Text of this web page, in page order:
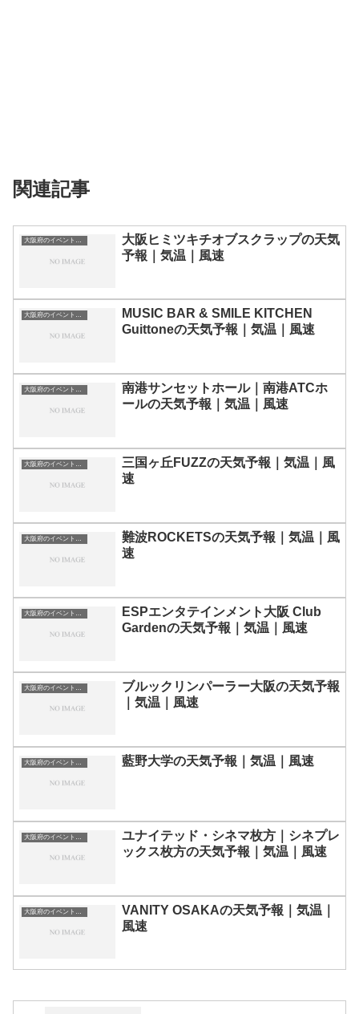
関連記事
大阪府のイベント会場一覧
大阪ヒミツキチオブスクラップの天気
予報｜気温｜風速
大阪府のイベント会場一覧
MUSIC BAR & SMILE KITCHEN
Guittoneの天気予報｜気温｜風速
大阪府のイベント会場一覧
南港サンセットホール｜南港ATCホ
ールの天気予報｜気温｜風速
大阪府のイベント会場一覧
三国ヶ丘FUZZの天気予報｜気温｜風
速
大阪府のイベント会場一覧
難波ROCKETSの天気予報｜気温｜風
速
大阪府のイベント会場一覧
ESPエンタテインメント大阪 Club
Gardenの天気予報｜気温｜風速
大阪府のイベント会場一覧
ブルックリンパーラー大阪の天気予報
｜気温｜風速
藍野大学の天気予報｜気温｜風速
ユナイテッド・シネマ枚方｜シネプレ
ックス枚方の天気予報｜気温｜風速
VANITY OSAKAの天気予報｜気温｜
風速